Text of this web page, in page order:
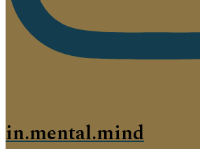
in.mental.mind